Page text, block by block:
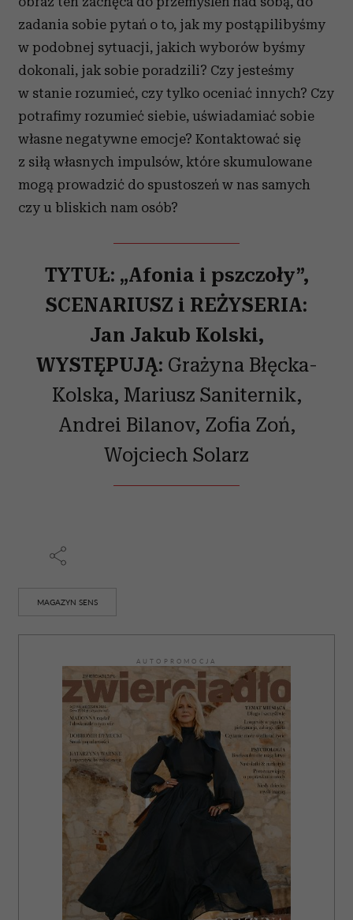
analizować ruch w naszej witrynie. Informacje o tym, jak
korzystasz z naszej witryny, udostępniamy partnerom
społecznościowym, reklamowym i analitycznym.
Partnerzy mogą połączyć te informacje z innymi danymi
otrzymanymi od Ciebie lub uzyskanymi podczas
zadania sobie pytań o to, jak my postąpilibyśmy
w podobnej sytuacji, jakich wyborów byśmy
dokonali, jak sobie poradzili? Czy jesteśmy
w stanie rozumieć, czy tylko oceniać innych? Czy
potrafimy rozumieć siebie, uświadamiać sobie
własne negatywne emocje? Kontaktować się
z siłą własnych impulsów, które skumulowane
mogą prowadzić do spustoszeń w nas samych
czy u bliskich nam osób?
TYTUŁ: „Afonia i pszczoły”,
SCENARIUSZ i REŻYSERIA:
Jan Jakub Kolski,
WYSTĘPUJĄ: Grażyna Błęcka-
Kolska, Mariusz Saniternik,
Andrei Bilanov, Zofia Zoń,
Wojciech Solarz
MAGAZYN SENS
AUTOPROMOCJA